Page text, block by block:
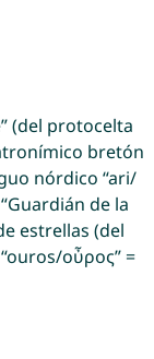
(del protocelta
bretón
nórdico “ari/
de la
estrellas (del
οὖρος” =